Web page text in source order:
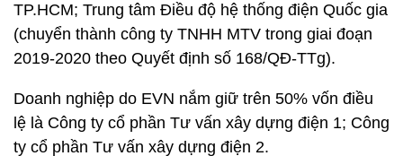
TP.HCM; Trung tâm Điều độ hệ thống điện Quốc gia
(chuyển thành công ty TNHH MTV trong giai đoạn
2019-2020 theo Quyết định số 168/QĐ-TTg).
Doanh nghiệp do EVN nắm giữ trên 50% vốn điều
lệ là Công ty cổ phần Tư vấn xây dựng điện 1; Công
ty cổ phần Tư vấn xây dựng điện 2.